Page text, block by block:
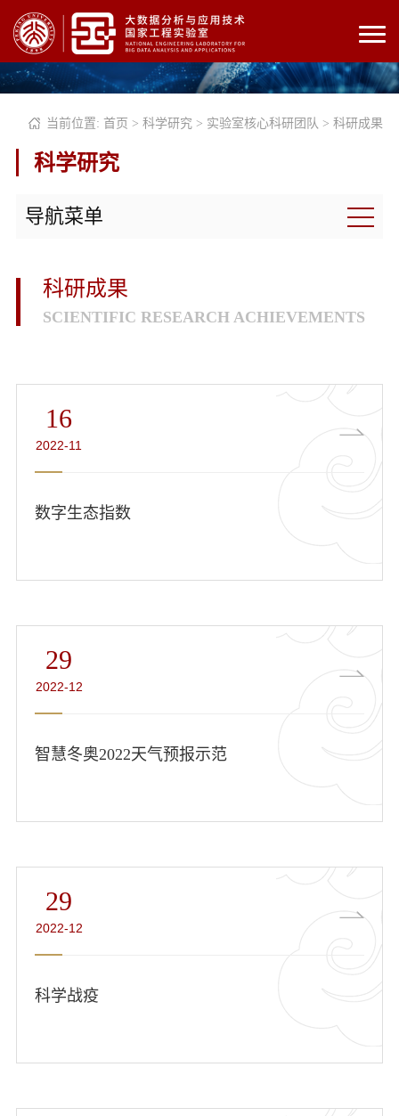
当前位置: 首页 > 科学研究 > 实验室核心科研团队 > 科研成果
科学研究
导航菜单
科研成果
SCIENTIFIC RESEARCH ACHIEVEMENTS
16
2022-11
数字生态指数
29
2022-12
智慧冬奥2022天气预报示范
29
2022-12
科学战疫